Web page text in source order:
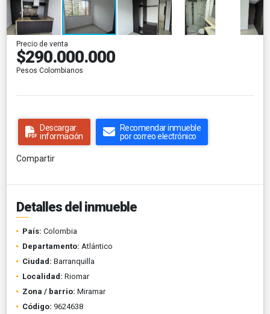
Precio de venta
$290.000.000
Pesos Colombianos
Descargar
información
Recomendar inmueble
por correo electrónico
Compartir
Detalles del inmueble
País: Colombia
Departamento: Atlántico
Ciudad: Barranquilla
Localidad: Riomar
Zona / barrio: Miramar
Código: 9624638